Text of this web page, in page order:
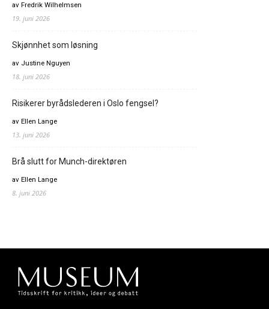
av Fredrik Wilhelmsen
19. juni 2026
Skjønnhet som løsning
av Justine Nguyen
18. juni 2026
Risikerer byrådslederen i Oslo fengsel?
av Ellen Lange
13. juni 2026
Brå slutt for Munch-direktøren
av Ellen Lange
8. juni 2026